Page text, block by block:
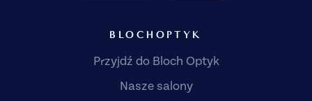
BLOCHOPTYK
Przyjdź do Bloch Optyk
Nasze salony